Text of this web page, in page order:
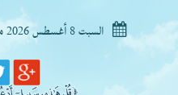
السبت 8 أغسطس 2026 ميلادى - 23 صفر 1448 هجرى